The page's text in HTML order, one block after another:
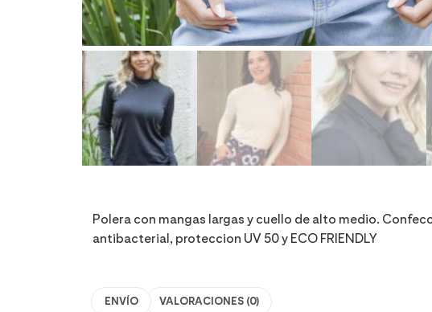
Polera con mangas largas y cuello de alto medio.
antibacterial, proteccion UV 50 y ECO FRIENDLY
ENVÍO VALORACIONES (0)